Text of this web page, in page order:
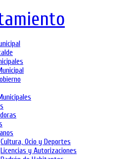
Cultura, Ocio y Deportes
Licencias y Autorizaciones